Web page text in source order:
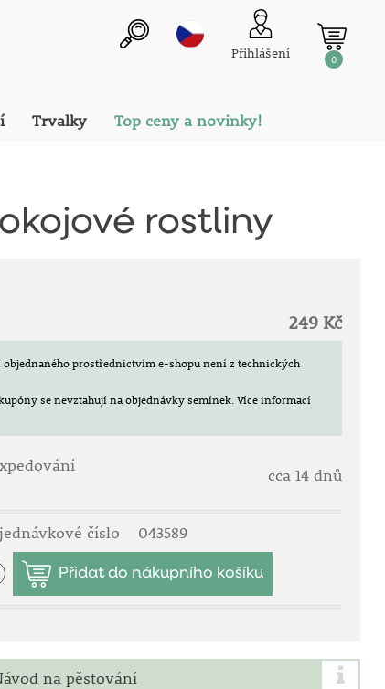
Přihlášení 0
Trvalky Top ceny a novinky!
rostliny
249 Kč
prostřednictvím e-shopu není z technických
se nevztahují na objednávky semínek. Více informací
cca 14 dnů
číslo 043589
na pěstování